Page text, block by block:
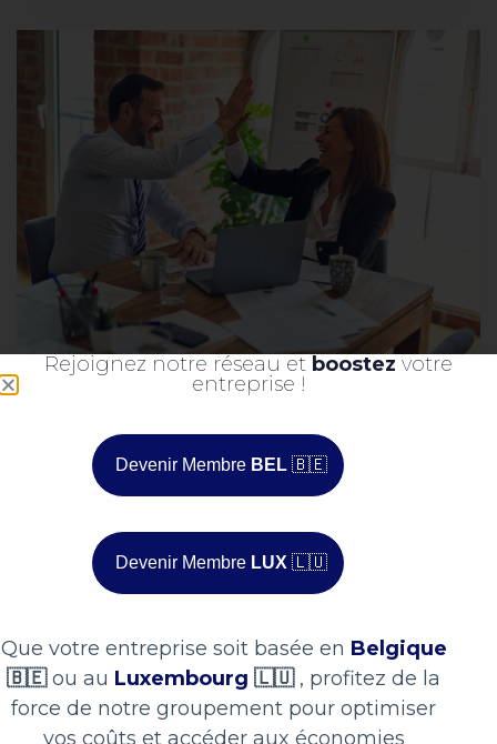
Avantages du “Procurement
Intelligence & Analytics”
Rejoignez notre réseau et boostez votre
entreprise !
Devenir Membre BEL🇧🇪
Devenir Membre LUX 🇱🇺
Que votre entreprise soit basée en Belgique
🇧🇪ou au Luxembourg 🇱🇺, profitez de la
force de notre groupement pour optimiser
vos coûts et accéder aux économies